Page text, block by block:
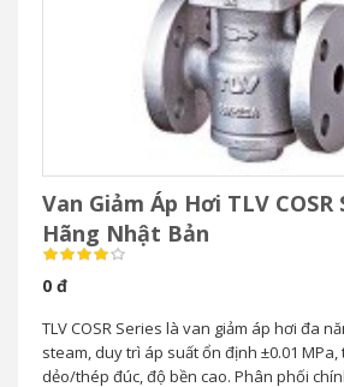
Van Giảm Áp Hơi TLV COSR
Hãng Nhật Bản
0 đ
TLV COSR Series là van giảm áp hơi đa
steam, duy trì áp suất ổn định ±0.01
dẻo/thép đúc, độ bền cao. Phân phối